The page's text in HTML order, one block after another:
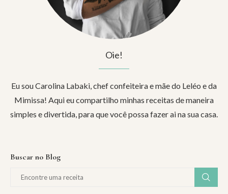
Oie!
Eu sou Carolina Labaki, chef confeiteira e mãe do Leléo e da
Mimissa! Aqui eu compartilho minhas receitas de maneira
simples e divertida, para que você possa fazer ai na sua casa.
Buscar no Blog